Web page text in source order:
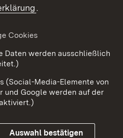
Barrierefreiheit
Cookies
.
Cookies
Daten werden ausschließlich
(Social-Media-Elemente von
und Google werden auf der
Auswahl bestätigen